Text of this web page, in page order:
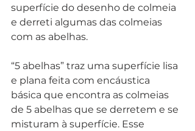
superfície do desenho de colmeia
e derreti algumas das colmeias
com as abelhas.
“5 abelhas” traz uma superfície lisa
e plana feita com encáustica
básica que encontra as colmeias
de 5 abelhas que se derretem e se
misturam à superfície. Esse